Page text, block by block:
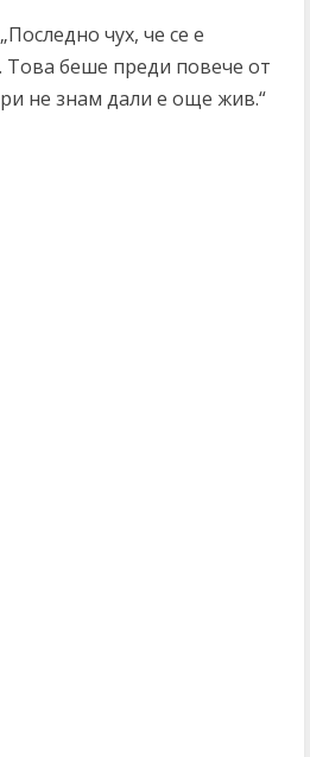
чух, че се е
Това беше преди повече от
не знам дали е още жив.“